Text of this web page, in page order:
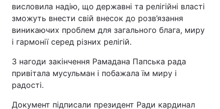
висловила надію, що державні та релігійні власті
зможуть внести свій внесок до розв’язання
виникаючих проблем для загального блага, миру
і гармонії серед різних релігій.
З нагоди закінчення Рамадана Папська рада
привітала мусульман і побажала їм миру і
радості.
Документ підписали президент Ради кардинал